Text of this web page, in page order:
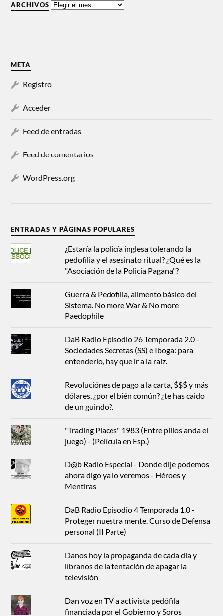
ARCHIVOS
META
Registro
Acceder
Feed de entradas
Feed de comentarios
WordPress.org
ENTRADAS Y PÁGINAS POPULARES
¿Estaría la policía inglesa tolerando la
pedofilia y el asesinato ritual? ¿Qué es la
"Asociación de la Policía Pagana"?
Guerra & Pedofilia, alimento básico del
Sistema. No more War & No more
Paedophile
DaB Radio Episodio 26 Temporada 2.0 -
Sociedades Secretas (SS) e Iboga: para
entenderlo, hay que ir a la raíz.
Revoluciónes de pago a la carta, $$$ y más
dólares, ¿por el bién común? ¿te has caido
de un guindo?.
"Trading Places" 1983 (Entre pillos anda el
juego) - (Película en Esp.)
D@b Radio Especial - Donde dije podemos
ahora digo ya lo veremos - Héroes y
Mentiras
DaB Radio Episodio 4 Temporada 1.0 -
Proteger nuestra mente. Curso de Defensa
personal (II Parte)
Danos hoy la propaganda de cada día y
líbranos de la tentación de apagar la
televisión
Dan voz en TV a activista pedófila
financiada por el Gobierno y Soros